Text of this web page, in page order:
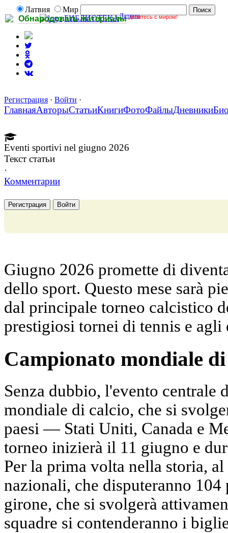
Обнародовать материалы делитесь с миром!
Латвия
Мир
БИБЛИОТЕКАЛатвии
Регистрация · Войти ·
ГлавнаяАвторыСтатьиКнигиФотоФайлыДневники
Eventi sportivi nel giugno 2026
Текст статьи
·
Комментарии
Регистрация Войти
Giugno 2026 promette di
dello sport. Questo mese sarà
dal principale torneo calcistico
prestigiosi tornei di tennis e
Campionato mondiale
Senza dubbio, l'evento centrale
mondiale di calcio, che si
paesi — Stati Uniti, Canada e
torneo inizierà il 11 giugno e
Per la prima volta nella storia,
nazionali, che disputeranno
girone, che si svolgerà
squadre si contenderanno i